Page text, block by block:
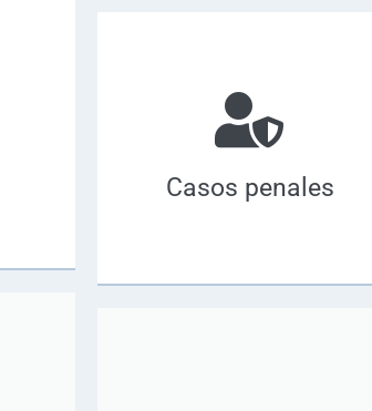
Casos penales